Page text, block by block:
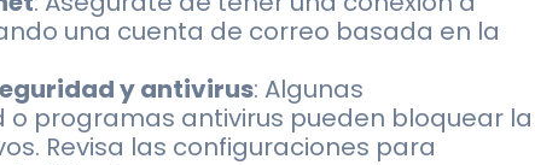
una cuenta de correo basada en la
y antivirus: Algunas
programas antivirus pueden bloquear la
Revisa las configuraciones para